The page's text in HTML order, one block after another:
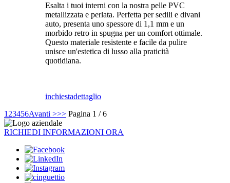
Esalta i tuoi interni con la nostra pelle PVC
metallizzata e perlata. Perfetta per sedili e divani
auto, presenta uno spessore di 1,1 mm e un
morbido retro in spugna per un comfort ottimale.
Questo materiale resistente e facile da pulire
unisce un'estetica di lusso alla praticità
quotidiana.
inchiestadettaglio
1 23456Avanti >>> Pagina 1 / 6
RICHIEDI INFORMAZIONI ORA